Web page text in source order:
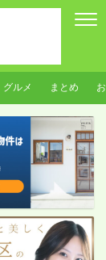
グルメ まとめ